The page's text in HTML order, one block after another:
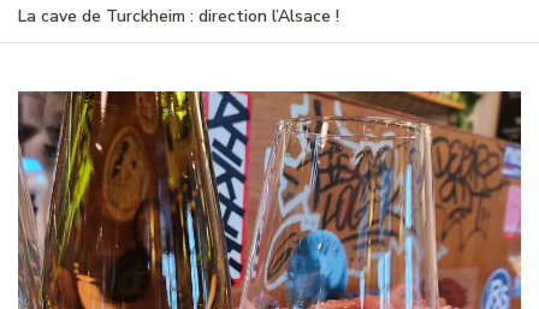
La cave de Turckheim : direction l’Alsace !